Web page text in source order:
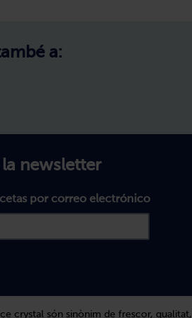
a:
newsletter
por correo electrónico
crystal són sinònim de frescor, qualitat,